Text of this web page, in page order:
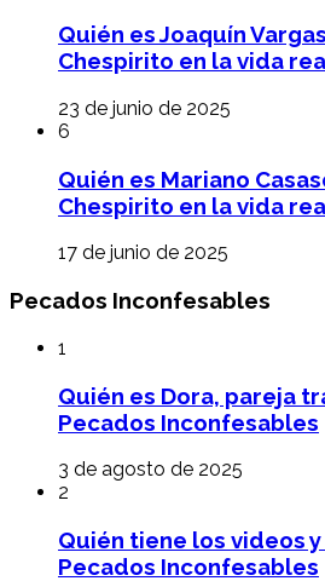
Quién es Joaquín
Chespirito en la vida
23 de junio de 2025
6
Quién es Mariano
Chespirito en la vida
17 de junio de 2025
Pecados Inconfesables
1
Quién es Dora, pareja
Pecados Inconfesables
3 de agosto de 2025
2
Quién tiene los videos
Pecados Inconfesables